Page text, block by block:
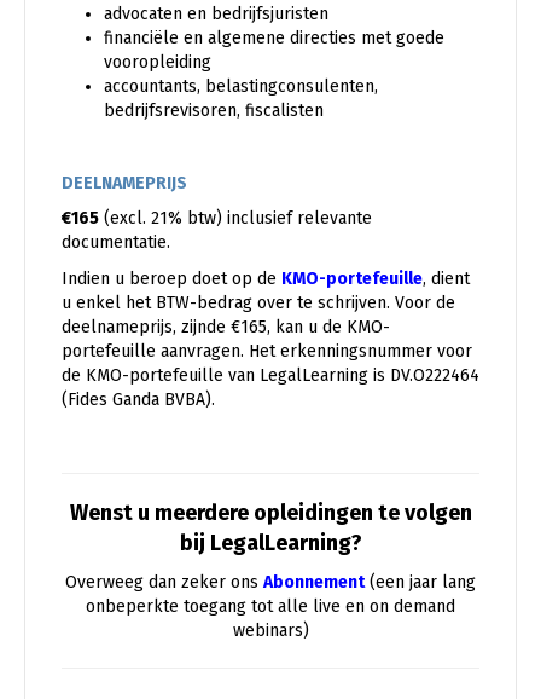
advocaten en bedrijfsjuristen
financiële en algemene directies met goede
vooropleiding
accountants, belastingconsulenten,
bedrijfsrevisoren, fiscalisten
DEELNAMEPRIJS
€165 (excl. 21% btw) inclusief relevante
documentatie.
Indien u beroep doet op de KMO-portefeuille, dient
u enkel het BTW-bedrag over te schrijven. Voor de
deelnameprijs, zijnde €165, kan u de KMO-
portefeuille aanvragen. Het erkenningsnummer voor
de KMO-portefeuille van LegalLearning is DV.O222464
(Fides Ganda BVBA).
Wenst u meerdere opleidingen te volgen
bij LegalLearning?
Overweeg dan zeker ons Abonnement(een jaar lang
onbeperkte toegang tot alle live en on demand
webinars)